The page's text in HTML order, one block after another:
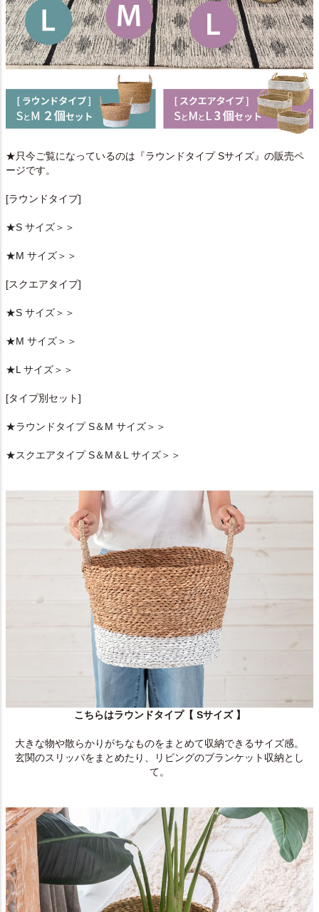
★只今ご覧になっているのは『ラウンドタイプ Sサイズ』の販売ペ
ージです。
[ラウンドタイプ]
★S サイズ＞＞
★M サイズ＞＞
[スクエアタイプ]
★S サイズ＞＞
★M サイズ＞＞
★L サイズ＞＞
[タイプ別セット]
★ラウンドタイプ S＆M サイズ＞＞
★スクエアタイプ S＆M＆L サイズ＞＞
こちらはラウンドタイプ【 Sサイズ 】
大きな物や散らかりがちなものをまとめて収納できるサイズ感。
玄関のスリッパをまとめたり、リビングのブランケット収納とし
て。